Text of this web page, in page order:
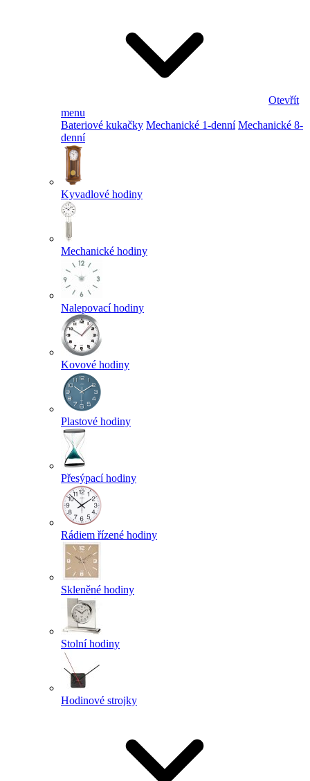
Otevřít
menu
Bateriové kukačky Mechanické 1-denní Mechanické 8-
denní
Kyvadlové hodiny
Mechanické hodiny
Nalepovací hodiny
Kovové hodiny
Plastové hodiny
Přesýpací hodiny
Rádiem řízené hodiny
Skleněné hodiny
Stolní hodiny
Hodinové strojky